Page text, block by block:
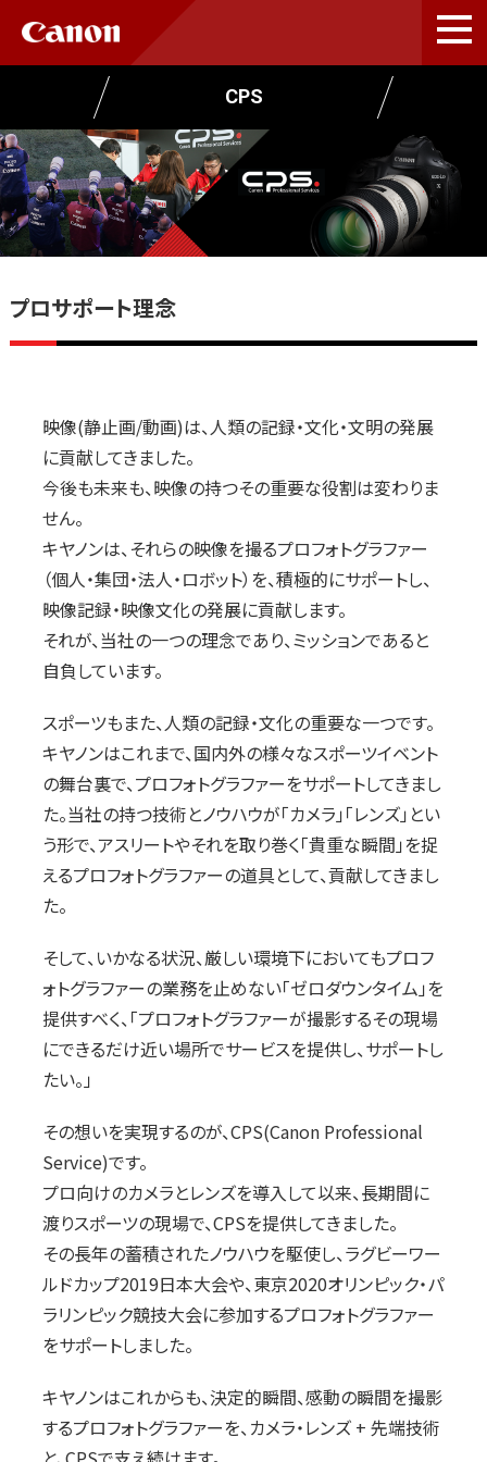
CPS
プロサポート理念
映像(静止画/動画)は、人類の記録・文化・文明の発展
に貢献してきました。
今後も未来も、映像の持つその重要な役割は変わりま
せん。
キヤノンは、それらの映像を撮るプロフォトグラファー
（個人・集団・法人・ロボット）を、積極的にサポートし、
映像記録・映像文化の発展に貢献します。
それが、当社の一つの理念であり、ミッションであると
自負しています。
スポーツもまた、人類の記録・文化の重要な一つです。
キヤノンはこれまで、国内外の様々なスポーツイベント
の舞台裏で、プロフォトグラファーをサポートしてきまし
た。当社の持つ技術とノウハウが「カメラ」「レンズ」とい
う形で、アスリートやそれを取り巻く「貴重な瞬間」を捉
えるプロフォトグラファーの道具として、貢献してきまし
た。
そして、いかなる状況、厳しい環境下においてもプロフ
ォトグラファーの業務を止めない「ゼロダウンタイム」を
提供すべく、「プロフォトグラファーが撮影するその現場
にできるだけ近い場所でサービスを提供し、サポートし
たい。」
その想いを実現するのが、CPS(Canon Professional
Service)です。
プロ向けのカメラとレンズを導入して以来、長期間に
渡りスポーツの現場で、CPSを提供してきました。
その長年の蓄積されたノウハウを駆使し、ラグビーワー
ルドカップ2019日本大会や、東京2020オリンピック・パ
ラリンピック競技大会に参加するプロフォトグラファー
をサポートしました。
キヤノンはこれからも、決定的瞬間、感動の瞬間を撮影
するプロフォトグラファーを、カメラ・レンズ + 先端技術